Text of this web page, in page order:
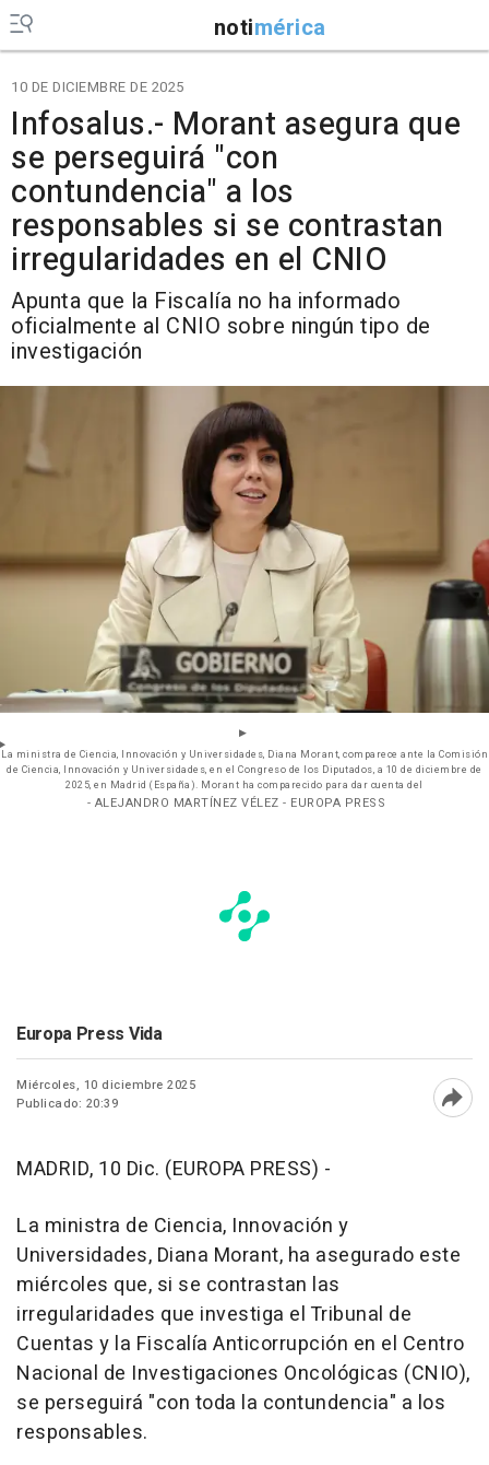
notimérica
10 DE DICIEMBRE DE 2025
Infosalus.- Morant asegura que
se perseguirá "con
contundencia" a los
responsables si se contrastan
irregularidades en el CNIO
Apunta que la Fiscalía no ha informado
oficialmente al CNIO sobre ningún tipo de
investigación
La ministra de Ciencia, Innovación y Universidades, Diana Morant, comparece ante la Comisión
de Ciencia, Innovación y Universidades, en el Congreso de los Diputados, a 10 de diciembre de
2025, en Madrid (España). Morant ha comparecido para dar cuenta del
- ALEJANDRO MARTÍNEZ VÉLEZ - EUROPA PRESS
Europa Press Vida
Miércoles, 10 diciembre 2025
Publicado: 20:39
MADRID, 10 Dic. (EUROPA PRESS) -
La ministra de Ciencia, Innovación y
Universidades, Diana Morant, ha asegurado este
miércoles que, si se contrastan las
irregularidades que investiga el Tribunal de
Cuentas y la Fiscalía Anticorrupción en el Centro
Nacional de Investigaciones Oncológicas (CNIO),
se perseguirá "con toda la contundencia" a los
responsables.